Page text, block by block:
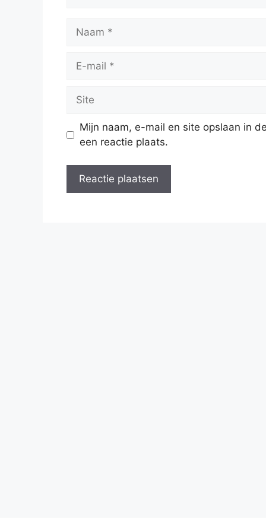
Naam
Site
Mijn naam, e-mail en site opslaan in
een reactie plaats.